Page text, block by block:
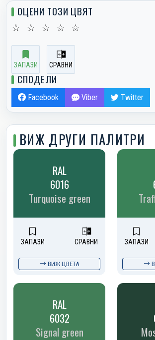
ОЦЕНИ ТОЗИ ЦВЯТ
☆ ☆ ☆ ☆ ☆
ЗАПАЗИ СРАВНИ
СПОДЕЛИ
Facebook Viber Twitter
ВИЖ ДРУГИ ПАЛИТРИ
RAL
6016
Turquoise green
ЗАПАЗИ СРАВНИ
ВИЖ ЦВЕТА
ЗАПАЗИ
RAL
6032
Signal green